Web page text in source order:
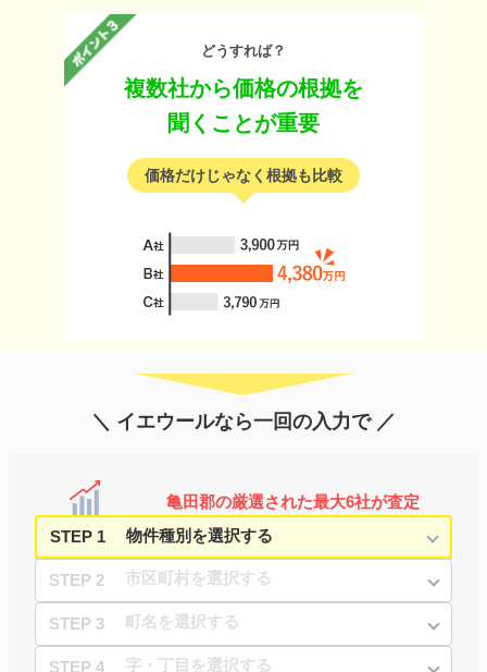
どうすれば？
複数社から価格の根拠を
聞くことが重要
価格だけじゃなく根拠も比較
＼ イエウールなら一回の入力で ／
亀田郡の厳選された最大6社が査定
STEP 1
STEP 2
STEP 3
STEP 4